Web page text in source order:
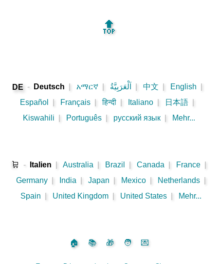
🔝
DE - Deutsch አማርኛ اَلْعَرَبِيَّةُ 中文 English
Español
Français हिन्दी Italiano 日本語
Kiswahili
Português русский язык Mehr...
🛒 - Italien Australia Brazil Canada France
Germany
India Japan Mexico Netherlands
Spain
United Kingdom United States Mehr...
🏠 📚 🎁 🧑 💌